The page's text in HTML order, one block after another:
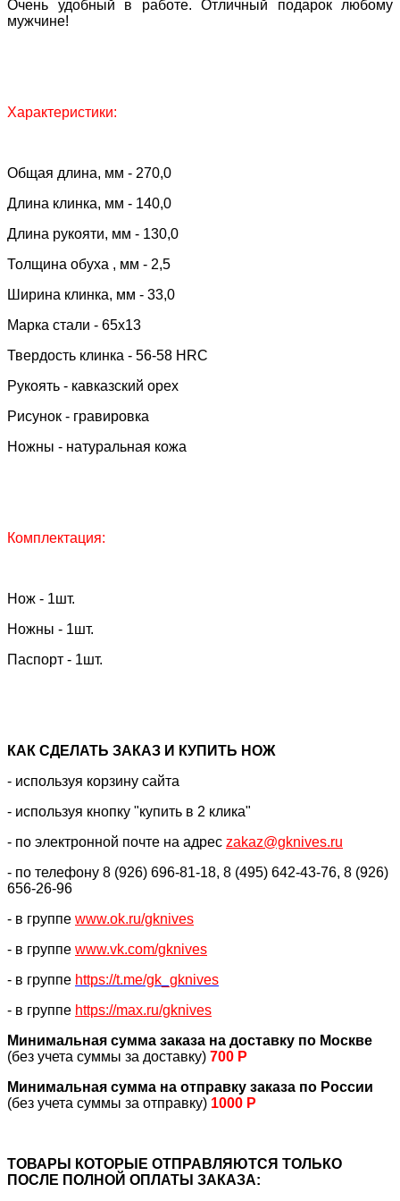
Очень удобный в работе. Отличный подарок любому
мужчине!
Характеристики:
Общая длина, мм - 270,0
Длина клинка, мм - 140,0
Длина рукояти, мм - 130,0
Толщина обуха , мм - 2,5
Ширина клинка, мм - 33,0
Марка стали - 65х13
Твердость клинка - 56-58 HRC
Рукоять - кавказский орех
Рисунок - гравировка
Ножны - натуральная кожа
Комплектация:
Нож - 1шт.
Ножны - 1шт.
Паспорт - 1шт.
КАК CДЕЛАТЬ ЗАКАЗ И КУПИТЬ НОЖ
- используя корзину сайта
- используя кнопку "купить в 2 клика"
- по электронной почте на адрес zakaz@gknives.ru
- по телефону 8 (926) 696-81-18, 8 (495) 642-43-76, 8 (926)
656-26-96
- в группе www.ok.ru/gknives
- в группе www.vk.com/gknives
- в группе https://t.me/gk_gknives
- в группе https://max.ru/gknives
Минимальная сумма заказа на доставку по Москве
(без учета суммы за доставку) 700 Р
Минимальная сумма на отправку заказа по России
(без учета суммы за отправку) 1000 Р
ТОВАРЫ КОТОРЫЕ ОТПРАВЛЯЮТСЯ ТОЛЬКО
ПОСЛЕ ПОЛНОЙ ОПЛАТЫ ЗАКАЗА: